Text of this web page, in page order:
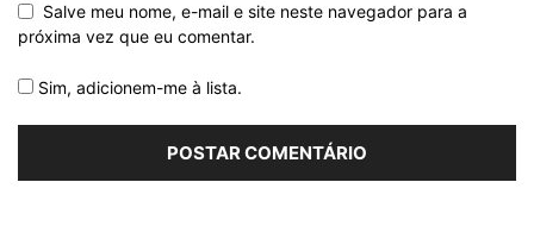
Salve meu nome, e-mail e site neste navegador para a
próxima vez que eu comentar.
Sim, adicionem-me à lista.